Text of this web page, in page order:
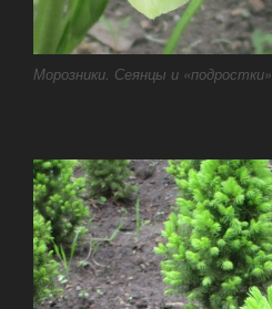
Морозники. Сеянцы и «подростки».